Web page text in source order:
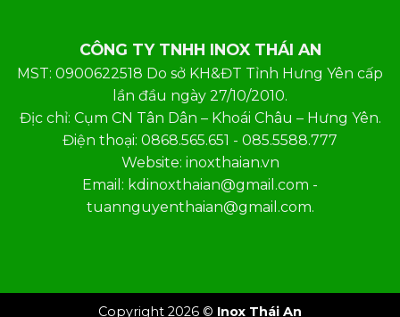
CÔNG TY TNHH INOX THÁI AN
MST: 0900622518 Do sở KH&ĐT Tỉnh Hưng Yên cấp
lần đầu ngày 27/10/2010.
Địc chỉ: Cụm CN Tân Dân – Khoái Châu – Hưng Yên.
Điện thoại: 0868.565.651 - 085.5588.777
Website: inoxthaian.vn
Email: kdinoxthaian@gmail.com -
tuannguyenthaian@gmail.com.
Copyright 2026 © Inox Thái An